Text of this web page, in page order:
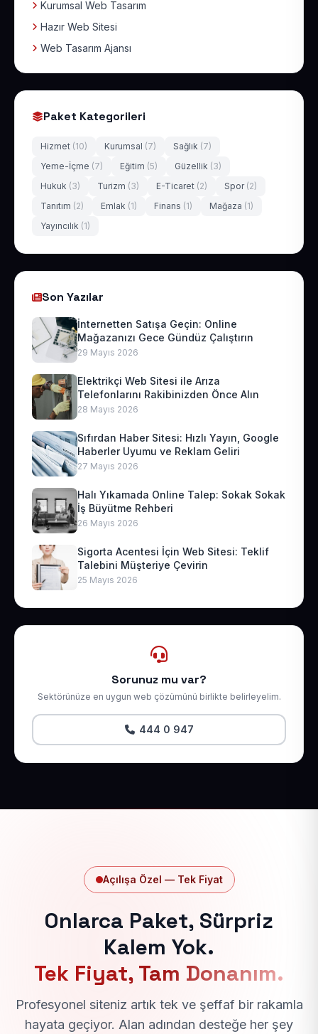
Kurumsal Web Tasarım
Hazır Web Sitesi
Web Tasarım Ajansı
Paket Kategorileri
Hizmet (10) Kurumsal (7) Sağlık (7)
Yeme-İçme (7) Eğitim (5) Güzellik (3)
Hukuk (3) Turizm (3) E-Ticaret (2) Spor (2)
Tanıtım (2) Emlak (1) Finans (1) Mağaza (1)
Yayıncılık (1)
Son Yazılar
İnternetten Satışa Geçin: Online
Mağazanızı Gece Gündüz Çalıştırın
29 Mayıs 2026
Elektrikçi Web Sitesi ile Arıza
Telefonlarını Rakibinizden Önce Alın
28 Mayıs 2026
Sıfırdan Haber Sitesi: Hızlı Yayın, Google
Haberler Uyumu ve Reklam Geliri
27 Mayıs 2026
Halı Yıkamada Online Talep: Sokak Sokak
İş Büyütme Rehberi
26 Mayıs 2026
Sigorta Acentesi İçin Web Sitesi: Teklif
Talebini Müşteriye Çevirin
25 Mayıs 2026
Sorunuz mu var?
Sektörünüze en uygun web çözümünü birlikte belirleyelim.
444 0 947
Açılışa Özel — Tek Fiyat
Onlarca Paket, Sürpriz
Kalem Yok.
Tek Fiyat, Tam Donanım.
Profesyonel siteniz artık tek ve şeffaf bir rakamla
hayata geçiyor. Alan adından desteğe her şey